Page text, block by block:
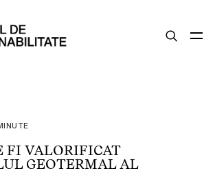
FI VALORIFICAT
GEOTERMAL AL